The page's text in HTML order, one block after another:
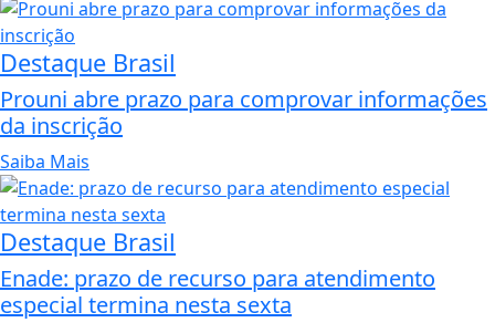
Destaque Brasil
Prouni abre prazo para comprovar informações
da inscrição
Saiba Mais
Destaque Brasil
Enade: prazo de recurso para atendimento
especial termina nesta sexta